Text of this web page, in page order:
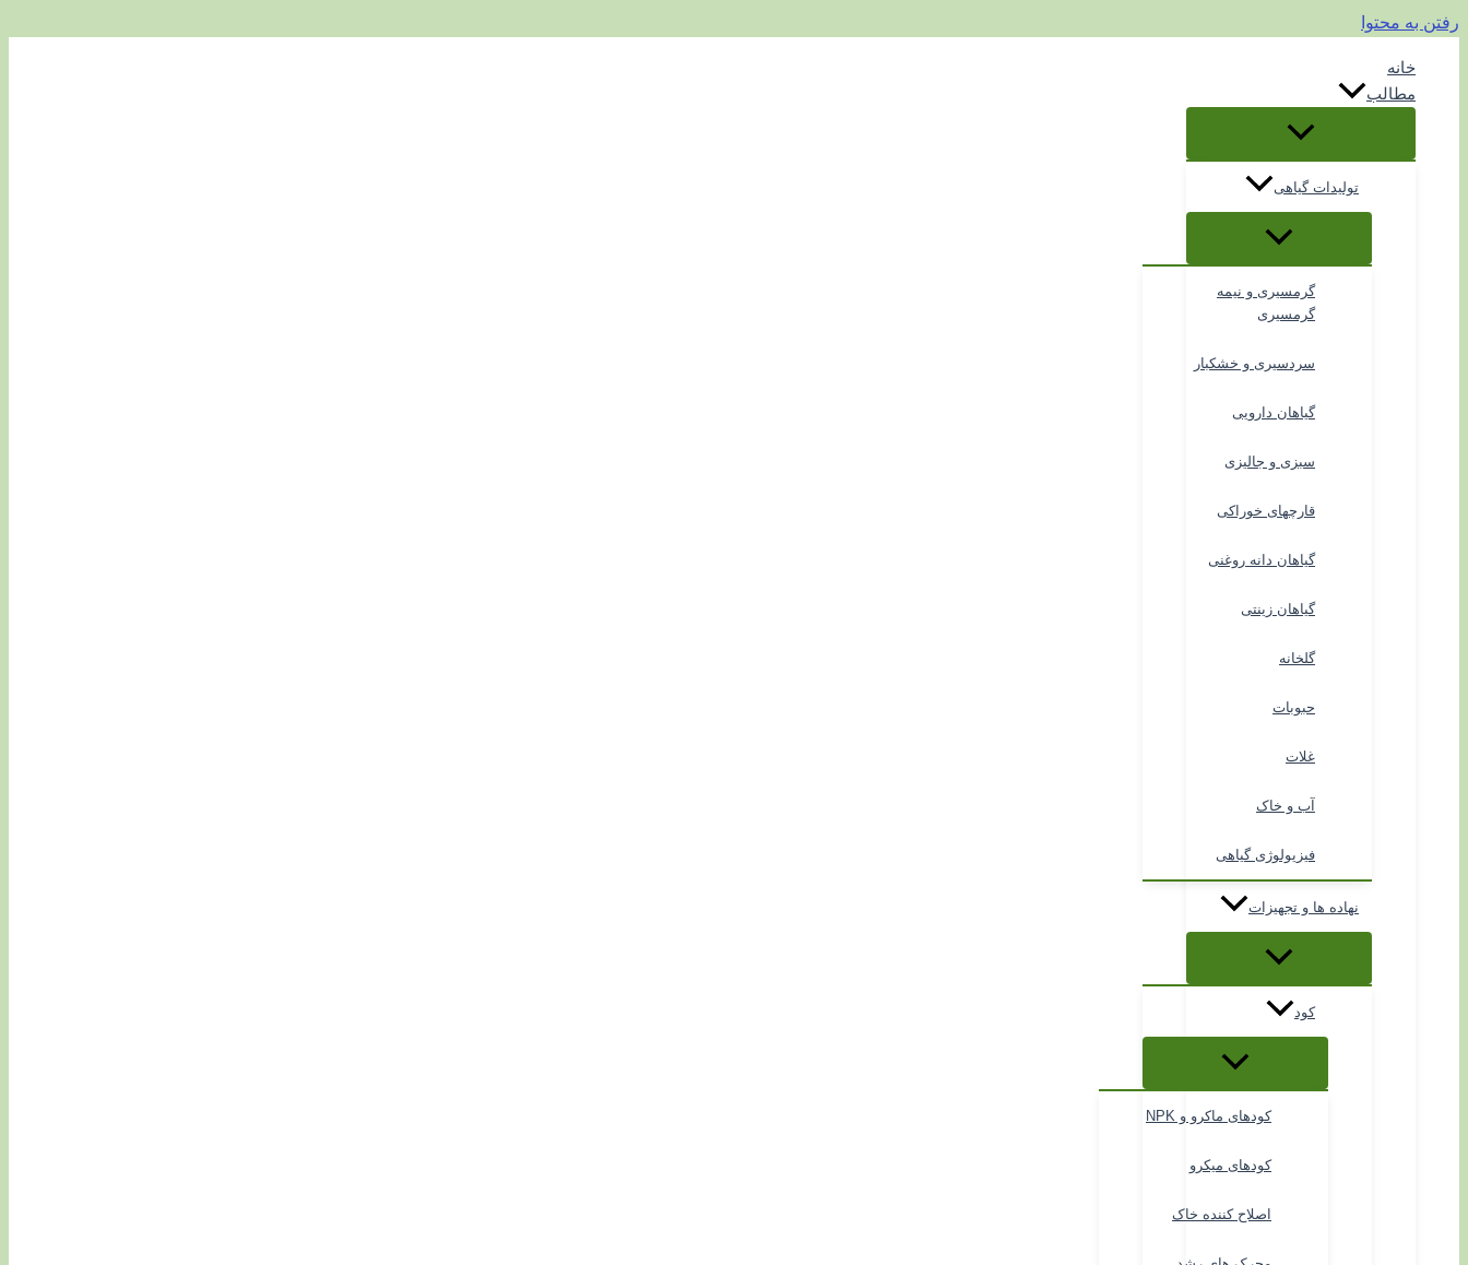
رفتن به محتوا
خانه
مطالب
تولیدات گیاهی
گرمسیری و نیمه
گرمسیری
سردسیری و خشکبار
گیاهان دارویی
سبزی و جالیزی
قارچهای خوراکی
گیاهان دانه روغنی
گیاهان زینتی
گلخانه
حبوبات
غلات
آب و خاک
فیزیولوژی گیاهی
نهاده ها و تجهیزات
کود
کودهای ماکرو و NPK
کودهای میکرو
اصلاح کننده خاک